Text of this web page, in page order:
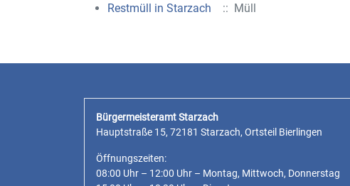
Restmüll in Starzach
:: Müll
Bürgermeisteramt Starzach
Hauptstraße 15, 72181 Starzach, Ortsteil Bierlingen
Öffnungszeiten:
08:00 Uhr – 12:00 Uhr – Montag, Mittwoch, Donnerstag